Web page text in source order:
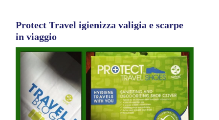
Protect Travel igienizza valigia e scarpe
in viaggio